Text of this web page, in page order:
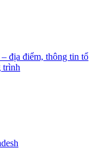
địa điểm, thông tin tổ
trình